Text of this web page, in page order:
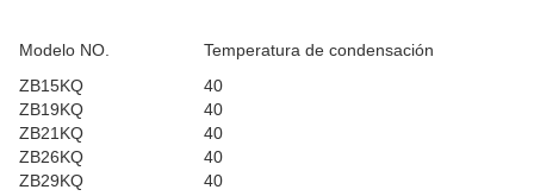
Modelo NO.
Temperatura de condensación
ZB15KQ
40
ZB19KQ
40
ZB21KQ
40
ZB26KQ
40
ZB29KQ
40